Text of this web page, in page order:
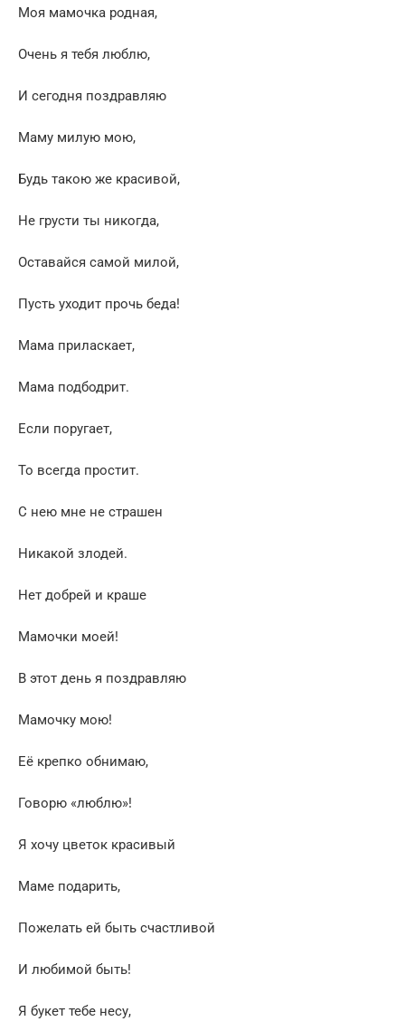
Моя мамочка родная,
Очень я тебя люблю,
И сегодня поздравляю
Маму милую мою,
Будь такою же красивой,
Не грусти ты никогда,
Оставайся самой милой,
Пусть уходит прочь беда!
Мама приласкает,
Мама подбодрит.
Если поругает,
То всегда простит.
С нею мне не страшен
Никакой злодей.
Нет добрей и краше
Мамочки моей!
В этот день я поздравляю
Мамочку мою!
Её крепко обнимаю,
Говорю «люблю»!
Я хочу цветок красивый
Маме подарить,
Пожелать ей быть счастливой
И любимой быть!
Я букет тебе несу,